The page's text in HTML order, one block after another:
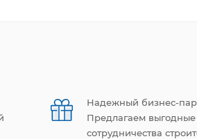
Надежный бизнес-
Предлагаем выгодные
сотрудничества